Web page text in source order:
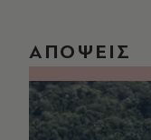
ΑΠΟΨΕΙΣ